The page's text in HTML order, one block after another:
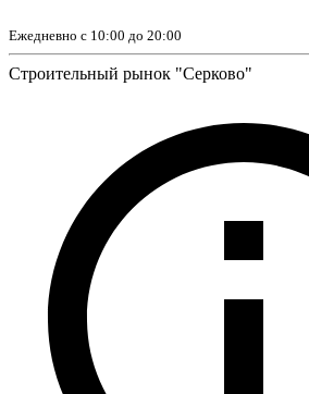
Ежедневно с 10:00 до 20:00
Строительный рынок "Серково"